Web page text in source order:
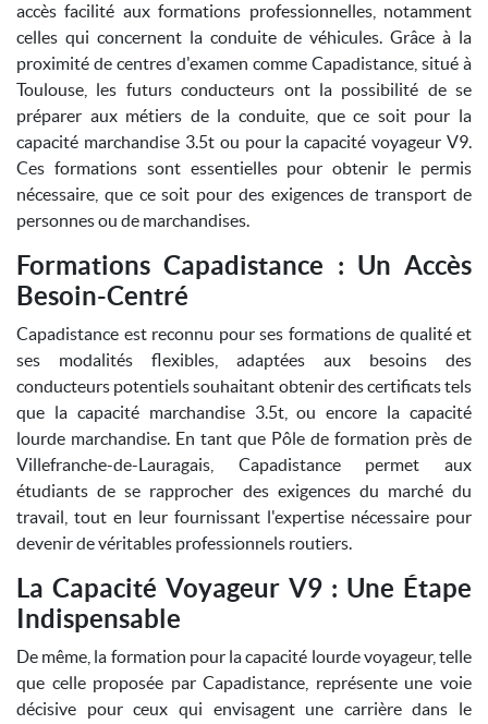
accès facilité aux formations professionnelles, notamment
celles qui concernent la conduite de véhicules. Grâce à la
proximité de centres d'examen comme Capadistance, situé à
Toulouse, les futurs conducteurs ont la possibilité de se
préparer aux métiers de la conduite, que ce soit pour la
capacité marchandise 3.5t ou pour la capacité voyageur V9.
Ces formations sont essentielles pour obtenir le permis
nécessaire, que ce soit pour des exigences de transport de
personnes ou de marchandises.
Formations Capadistance : Un Accès
Besoin-Centré
Capadistance est reconnu pour ses formations de qualité et
ses modalités flexibles, adaptées aux besoins des
conducteurs potentiels souhaitant obtenir des certificats tels
que la capacité marchandise 3.5t, ou encore la capacité
lourde marchandise. En tant que Pôle de formation près de
Villefranche-de-Lauragais, Capadistance permet aux
étudiants de se rapprocher des exigences du marché du
travail, tout en leur fournissant l'expertise nécessaire pour
devenir de véritables professionnels routiers.
La Capacité Voyageur V9 : Une Étape
Indispensable
De même, la formation pour la capacité lourde voyageur, telle
que celle proposée par Capadistance, représente une voie
décisive pour ceux qui envisagent une carrière dans le